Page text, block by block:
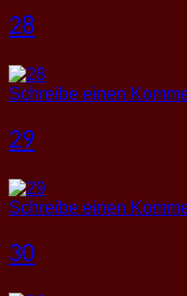
28
Schreibe einen
29
Schreibe einen
30